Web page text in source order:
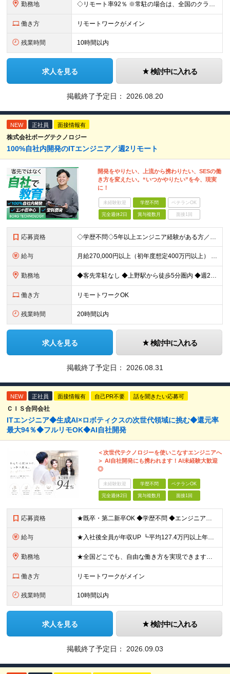
勤務地 ◇リモート率92％ ※常駐の場合は、全国のクライアント案件にアサイン予定（東京・神奈川・埼玉・千葉・愛知・大阪・福岡メイン） 【拠点】 ◆本社／東京都渋谷区道玄坂1丁目10番8号 渋谷道玄坂東急ビル
働き方 リモートワークがメイン
残業時間 10時間以内
求人を見る 検討中に入れる
掲載終了予定日： 2026.08.20
NEW 正社員 面接情報有
株式会社ボーグテクノロジー
100%自社内開発のITエンジニア／週2リモート
開発をやりたい、上流から携わりたい、SESの働
き方を変えたい。“いつかやりたい”を今、現実
に！
未経験歓迎 学歴不問 ベテランOK
完全週休2日 賞与複数月 面接1回
応募資格 ◇学歴不問◇5年以上エンジニア経験がある方／人柄重視の採用です 必須条件―MUST― ■5年以上エンジニア経験がある方 ■C#、Java、Node.js、VB.NETを使った実務経験がある方 《
給与 月給270,000円以上（初年度想定400万円以上） ※ご経験やスキル、前職給等を考慮して給与額を決定します。 ※試用期間は3ヶ月間となります。期間中の待遇に変更はありません。 ★社員の昇給率はほ
勤務地 ◆客先常駐なし ◆上野駅から徒歩5分圏内 ◆週2回のリモートワーク実施中 ◆転勤なし 上野の各オフィスでの勤務となります。 ￣￣￣￣￣￣￣￣￣￣￣￣￣￣￣￣￣ ＜本社＞ 東京都台東区上野7-2-8
働き方 リモートワークOK
残業時間 20時間以内
求人を見る 検討中に入れる
掲載終了予定日： 2026.08.31
NEW 正社員 面接情報有 自己PR不要 話を聞きたい応募可
ＣＩＳ合同会社
ITエンジニア◆生成AI×ロボティクスの次世代領域に挑む◆還元率
最大94％◆フルリモOK◆AI自社開発
＜次世代テクノロジーを使いこなすエンジニアへ
＞ AI自社開発にも携われます！AI未経験大歓迎
◎
未経験歓迎 学歴不問 ベテランOK
完全週休2日 賞与複数月 面接1回
応募資格 ★既卒・第二新卒OK ◆学歴不問 ◆エンジニアとしての何かしらの実務経験が1年以上ある方 ※AI未経験者大歓迎 ★意欲重視の採用です！ 「経歴に自信がない」という方も、"今後挑戦したいこと""スキル
給与 ★入社後全員が年収UP ┗平均127.4万円以上年収UP！ ┗最大390万円UPの実績もあり 月給35万円～100万円＋決算賞与＋各種手当 【 給与イメージ 】 ■経験1年以上…月給35万円～＋決
勤務地 ★全国どこでも、自由な働き方を実現できます！ 全国のプロジェクト先やフルリモート環境での勤務も可能です。 ＼自由度の高い働き方、叶えます／ □フルリモートで働きたい □ハイブリットに働きたい □家庭
働き方 リモートワークがメイン
残業時間 10時間以内
求人を見る 検討中に入れる
掲載終了予定日： 2026.09.03